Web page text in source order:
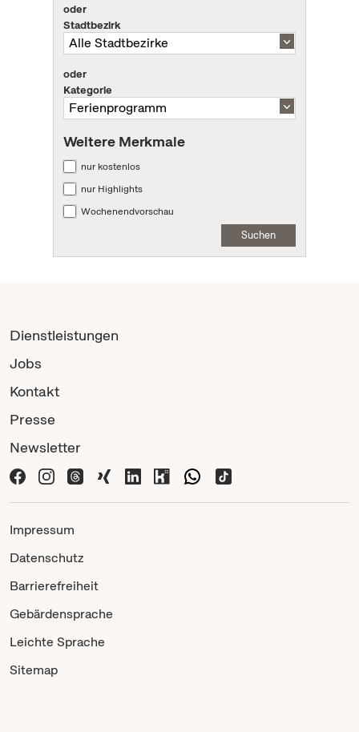
oder
Stadtbezirk
oder
Kategorie
Weitere Merkmale
nur kostenlos
nur Highlights
Wochenendvorschau
Suchen
Dienstleistungen
Jobs
Kontakt
Presse
Newsletter
Impressum
Datenschutz
Barrierefreiheit
Gebärdensprache
Leichte Sprache
Sitemap